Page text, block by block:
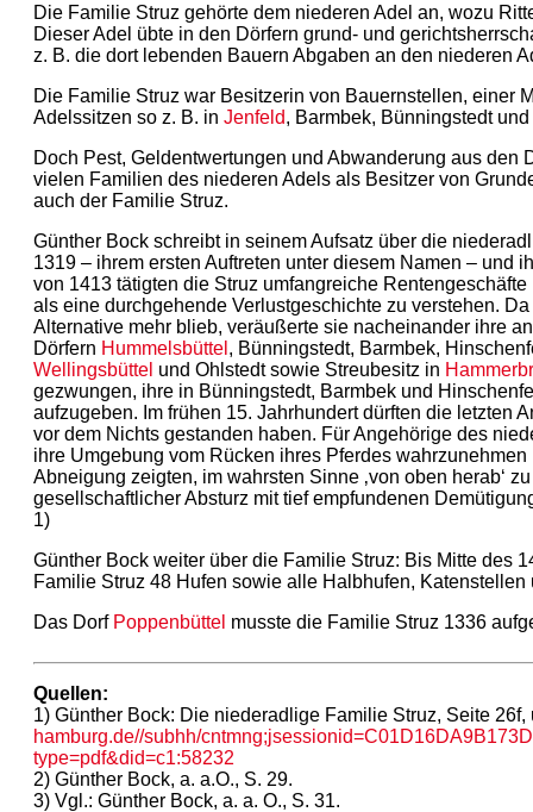
Die Familie Struz gehörte dem niederen Adel an, wozu
Dieser Adel übte in den Dörfern grund- und
z. B. die dort lebenden Bauern Abgaben an den niederen
Die Familie Struz war Besitzerin von Bauernstellen, einer
Adelssitzen so z. B. in Jenfeld, Barmbek, Bünningstedt
Doch Pest, Geldentwertungen und Abwanderung aus den
vielen Familien des niederen Adels als Besitzer von
auch der Familie Struz.
Günther Bock schreibt in seinem Aufsatz über die
1319 – ihrem ersten Auftreten unter diesem Namen – und
von 1413 tätigten die Struz umfangreiche
als eine durchgehende Verlustgeschichte zu verstehen.
Alternative mehr blieb, veräußerte sie nacheinander ihre
Dörfern Hummelsbüttel , Bünningstedt, Barmbek,
Wellingsbüttel und Ohlstedt sowie Streubesitz in
gezwungen, ihre in Bünningstedt, Barmbek und
aufzugeben. Im frühen 15. Jahrhundert dürften die letzten
vor dem Nichts gestanden haben. Für Angehörige des
ihre Umgebung vom Rücken ihres Pferdes
Abneigung zeigten, im wahrsten Sinne ‚von oben herab‘
gesellschaftlicher Absturz mit tief empfundenen
1)
Günther Bock weiter über die Familie Struz: Bis Mitte des
Familie Struz 48 Hufen sowie alle Halbhufen, Katenstellen
Das Dorf Poppenbüttel musste die Familie Struz 1336
Quellen:
1) Günther Bock: Die niederadlige Familie Struz, Seite
hamburg.de//subhh/
type=pdf&did=c1:58232
2) Günther Bock, a. a.O., S. 29.
3) Vgl.: Günther Bock, a. a. O., S. 31.